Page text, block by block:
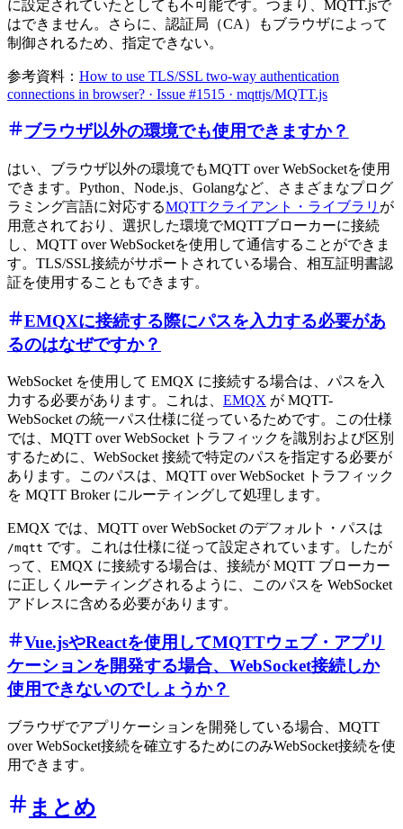
に設定されていたとしても不可能です。つまり、MQTT.jsで
はできません。さらに、認証局（CA）もブラウザによって
制御されるため、指定できない。
参考資料： How to use TLS/SSL two-way authentication
connections in browser? · Issue #1515 · mqttjs/MQTT.js
ブラウザ以外の環境でも使用できますか？
はい、ブラウザ以外の環境でもMQTT over WebSocketを使用
できます。Python、Node.js、Golangなど、さまざまなプログ
ラミング言語に対応するMQTTクライアント・ライブラリ が
用意されており、選択した環境でMQTTブローカーに接続
し、MQTT over WebSocketを使用して通信することができま
す。TLS/SSL接続がサポートされている場合、相互証明書認
証を使用することもできます。
EMQXに接続する際にパスを入力する必要があ
るのはなぜですか？
WebSocket を使用して EMQX に接続する場合は、パスを入
力する必要があります。これは、 EMQX が MQTT-
WebSocket の統一パス仕様に従っているためです。この仕様
では、MQTT over WebSocket トラフィックを識別および区別
するために、WebSocket 接続で特定のパスを指定する必要が
あります。このパスは、MQTT over WebSocket トラフィック
を MQTT Broker にルーティングして処理します。
EMQX では、MQTT over WebSocket のデフォルト・パスは
/mqtt です。これは仕様に従って設定されています。したが
って、EMQX に接続する場合は、接続が MQTT ブローカー
に正しくルーティングされるように、このパスを WebSocket
アドレスに含める必要があります。
Vue.jsやReactを使用してMQTTウェブ・アプリ
ケーションを開発する場合、WebSocket接続しか
使用できないのでしょうか？
ブラウザでアプリケーションを開発している場合、MQTT
over WebSocket接続を確立するためにのみWebSocket接続を使
用できます。
まとめ